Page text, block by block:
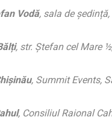
Vodă, sala de
, str. Ștefan cel Mare
, Summit Events,
, Consiliul Raional